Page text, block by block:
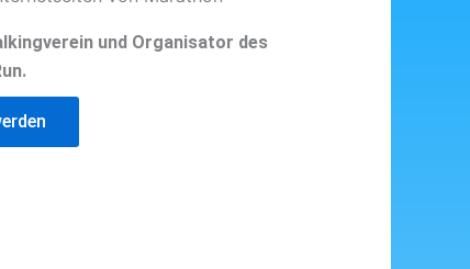
und Organisator des